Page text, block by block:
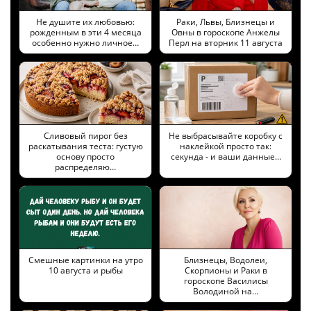
Не душите их любовью:
рожденным в эти 4 месяца
особенно нужно личное…
Раки, Львы, Близнецы и
Овны в гороскопе Анжелы
Перл на вторник 11 августа
Сливовый пирог без
раскатывания теста: густую
основу просто
распределяю…
Не выбрасывайте коробку с
наклейкой просто так:
секунда - и ваши данные…
Смешные картинки на утро
10 августа и рыбы
Близнецы, Водолеи,
Скорпионы и Раки в
гороскопе Василисы
Володиной на…